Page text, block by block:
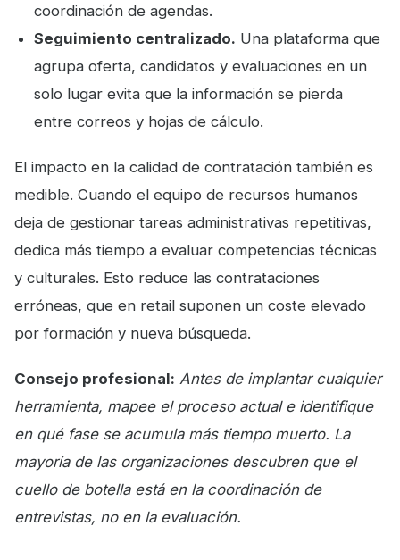
coordinación de agendas.
Seguimiento centralizado. Una plataforma que
agrupa oferta, candidatos y evaluaciones en un
solo lugar evita que la información se pierda
entre correos y hojas de cálculo.
El impacto en la calidad de contratación también es
medible. Cuando el equipo de recursos humanos
deja de gestionar tareas administrativas repetitivas,
dedica más tiempo a evaluar competencias técnicas
y culturales. Esto reduce las contrataciones
erróneas, que en retail suponen un coste elevado
por formación y nueva búsqueda.
Consejo profesional: Antes de implantar cualquier
herramienta, mapee el proceso actual e identifique
en qué fase se acumula más tiempo muerto. La
mayoría de las organizaciones descubren que el
cuello de botella está en la coordinación de
entrevistas, no en la evaluación.